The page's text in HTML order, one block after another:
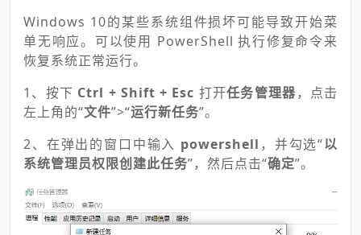
Windows 10的某些系统组件损坏可能导致开始菜
单无响应。可以使用 PowerShell 执行修复命令来
恢复系统正常运行。
1、按下 Ctrl + Shift + Esc 打开任务管理器，点击
左上角的“文件”>“运行新任务”。
2、在弹出的窗口中输入 powershell ，并勾选“以
系统管理员权限创建此任务”，然后点击“确定”。